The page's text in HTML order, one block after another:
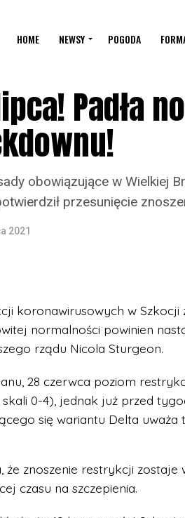
HOME NEWSY POGODA
lipca! Padła
obowiązujące w Wielkiej
przesunięcie
2021
koronawirusowych w Szkocji
normalności powinien
rządu Nicola Sturgeon.
28 czerwca poziom
0-4), jednak już przed
się wariantu Delta uważa
że znoszenie restrykcji
czasu na szczepienia.